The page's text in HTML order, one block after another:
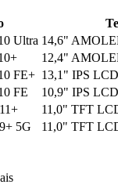
Ultra 14,6"
12,4"
FE+ 13,1" IPS
FE 10,9" IPS
11,0" TFT
5G 11,0" TFT